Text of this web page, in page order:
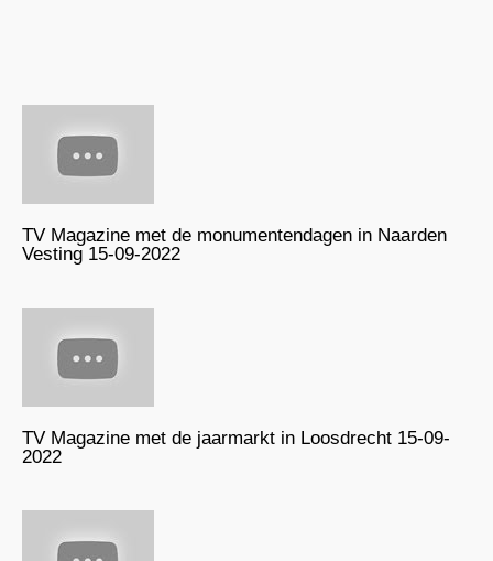
TV Magazine met de monumentendagen in Naarden
Vesting 15-09-2022
TV Magazine met de jaarmarkt in Loosdrecht 15-09-
2022